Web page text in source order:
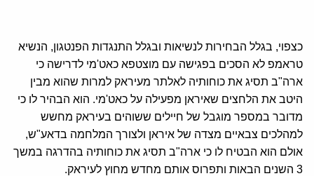
כצפוי, בגלל הבחירות לנשיאות ובגלל התנגדות הפנטגון, הנשיא
טראמפ לא הסכים בפגישה עם מוצטפא כאט'מי לדרישה כי
ארה"ב תסיג את כוחותיה לאלתר מעיראק למרות שהוא מבין
היטב את הלחצים שאיראן מפעילה על כאט'מי. הוא הבהיר לו כי
מדובר במספר מוגבל של חיילים ששוהים בעיראק מחשש
למהלכים צבאיים מצדה של איראן ולצורך המלחמה בדאע"ש,
אולם הוא הבטיח לו כי ארה"ב תסיג את כוחותיה בהדרגה במשך
3 השנים הבאות ותפרוס אותם מחדש מחוץ לעיראק.